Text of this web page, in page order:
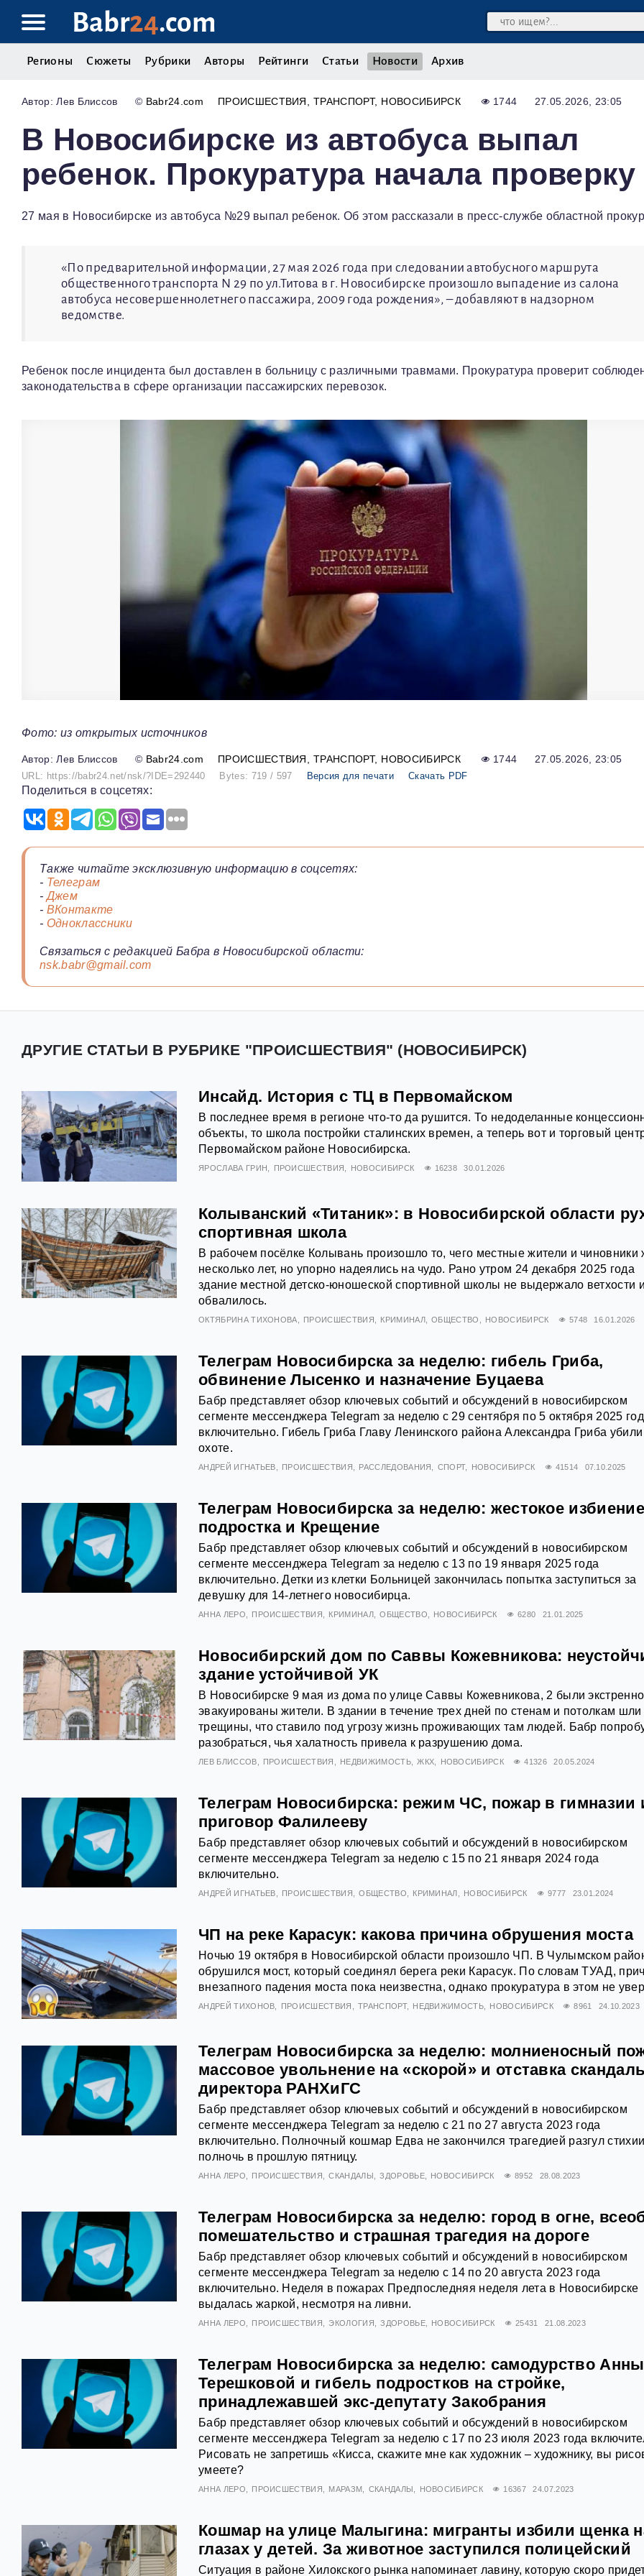
Babr24.com
Регионы Сюжеты Рубрики Авторы Рейтинги Статьи Новости Архив
Лев Блиссов © Babr24.com ПРОИСШЕСТВИЯ ТРАНСПОРТ НОВОСИБИРСК 1744 27.05.2026, 23:05
В Новосибирске из автобуса выпал
ребенок. Прокуратура начала проверку
27 мая в Новосибирске из автобуса №29 выпал ребенок. Об этом рассказали в пресс-службе областной
«По предварительной информации, 27 мая 2026 года при следовании автобусного маршрута
общественного транспорта N 29 по ул.Титова в г. Новосибирске произошло выпадение из салона
автобуса несовершеннолетнего пассажира, 2009 года рождения», – добавляют в надзорном
ведомстве.
Ребенок после инцидента был доставлен в больницу с различными травмами. Прокуратура проверит
законодательства в сфере организации пассажирских перевозок.
Фото: из открытых источников
Лев Блиссов © Babr24.com ПРОИСШЕСТВИЯ ТРАНСПОРТ НОВОСИБИРСК 1744 27.05.2026, 23:05
URL: https://babr24.net/nsk/?IDE=292440 Bytes: 719 / 597 Версия для печати Скачать PDF
Поделиться в соцсетях:
Также читайте эксклюзивную информацию в соцсетях:
- Телеграм
-Джем
- ВКонтакте
- Одноклассники
Связаться с редакцией Бабра в Новосибирской области:
nsk.babr@gmail.com
ДРУГИЕ СТАТЬИ В РУБРИКЕ "ПРОИСШЕСТВИЯ" (НОВОСИБИРСК)
Инсайд. История с ТЦ в Первомайском
В последнее время в регионе что-то да рушится. То недоделанные
объекты, то школа постройки сталинских времен, а теперь вот и торговый
Первомайском районе Новосибирска.
ЯРОСЛАВА ГРИН ПРОИСШЕСТВИЯ НОВОСИБИРСК 16238 30.01.2026
Колыванский «Титаник»: в Новосибирской области
спортивная школа
В рабочем посёлке Колывань произошло то, чего местные жители и чиновники
несколько лет, но упорно надеялись на чудо. Рано утром 24 декабря 2025 года
здание местной детско-юношеской спортивной школы не выдержало ветхости и
обвалилось.
ОКТЯБРИНА ТИХОНОВА ПРОИСШЕСТВИЯ КРИМИНАЛ ОБЩЕСТВО НОВОСИБИРСК 5748 16.01.2026
Телеграм Новосибирска за неделю: гибель Гриба,
обвинение Лысенко и назначение Буцаева
Бабр представляет обзор ключевых событий и обсуждений в новосибирском
сегменте мессенджера Telegram за неделю с 29 сентября по 5 октября 2025
включительно. Гибель Гриба Главу Ленинского района Александра Гриба
охоте.
АНДРЕЙ ИГНАТЬЕВ ПРОИСШЕСТВИЯ РАССЛЕДОВАНИЯ СПОРТ НОВОСИБИРСК 41514 07.10.2025
Телеграм Новосибирска за неделю: жестокое избиение
подростка и Крещение
Бабр представляет обзор ключевых событий и обсуждений в новосибирском
сегменте мессенджера Telegram за неделю с 13 по 19 января 2025 года
включительно. Детки из клетки Больницей закончилась попытка заступиться за
девушку для 14-летнего новосибирца.
АННА ЛЕРО ПРОИСШЕСТВИЯ КРИМИНАЛ ОБЩЕСТВО НОВОСИБИРСК 6280 21.01.2025
Новосибирский дом по Саввы Кожевникова:
здание устойчивой УК
В Новосибирске 9 мая из дома по улице Саввы Кожевникова, 2 были экстренно
эвакуированы жители. В здании в течение трех дней по стенам и потолкам шли
трещины, что ставило под угрозу жизнь проживающих там людей. Бабр
разобраться, чья халатность привела к разрушению дома.
ЛЕВ БЛИССОВ ПРОИСШЕСТВИЯ НЕДВИЖИМОСТЬ ЖКХ НОВОСИБИРСК 41326 20.05.2024
Телеграм Новосибирска: режим ЧС, пожар в гимназии
приговор Фалилееву
Бабр представляет обзор ключевых событий и обсуждений в новосибирском
сегменте мессенджера Telegram за неделю с 15 по 21 января 2024 года
включительно.
АНДРЕЙ ИГНАТЬЕВ ПРОИСШЕСТВИЯ ОБЩЕСТВО КРИМИНАЛ НОВОСИБИРСК 9777 23.01.2024
ЧП на реке Карасук: какова причина обрушения моста
Ночью 19 октября в Новосибирской области произошло ЧП. В Чулымском
обрушился мост, который соединял берега реки Карасук. По словам ТУАД,
внезапного падения моста пока неизвестна, однако прокуратура в этом не
АНДРЕЙ ТИХОНОВ ПРОИСШЕСТВИЯ ТРАНСПОРТ НЕДВИЖИМОСТЬ НОВОСИБИРСК 8961 24.10.2023
Телеграм Новосибирска за неделю: молниеносный
массовое увольнение на «скорой» и отставка
директора РАНХиГС
Бабр представляет обзор ключевых событий и обсуждений в новосибирском
сегменте мессенджера Telegram за неделю с 21 по 27 августа 2023 года
включительно. Полночный кошмар Едва не закончился трагедией разгул
полночь в прошлую пятницу.
АННА ЛЕРО ПРОИСШЕСТВИЯ СКАНДАЛЫ ЗДОРОВЬЕ НОВОСИБИРСК 8952 28.08.2023
Телеграм Новосибирска за неделю: город в огне,
помешательство и страшная трагедия на дороге
Бабр представляет обзор ключевых событий и обсуждений в новосибирском
сегменте мессенджера Telegram за неделю с 14 по 20 августа 2023 года
включительно. Неделя в пожарах Предпоследняя неделя лета в Новосибирске
выдалась жаркой, несмотря на ливни.
АННА ЛЕРО ПРОИСШЕСТВИЯ ЭКОЛОГИЯ ЗДОРОВЬЕ НОВОСИБИРСК 25431 21.08.2023
Телеграм Новосибирска за неделю: самодурство Анны
Терешковой и гибель подростков на стройке,
принадлежавшей экс-депутату Закобрания
Бабр представляет обзор ключевых событий и обсуждений в новосибирском
сегменте мессенджера Telegram за неделю с 17 по 23 июля 2023 года
Рисовать не запретишь «Кисса, скажите мне как художник – художнику, вы
умеете?
АННА ЛЕРО ПРОИСШЕСТВИЯ МАРАЗМ СКАНДАЛЫ НОВОСИБИРСК 16367 24.07.2023
Кошмар на улице Малыгина: мигранты избили щенка
глазах у детей. За животное заступился полицейский
Ситуация в районе Хилокского рынка напоминает лавину, которую скоро